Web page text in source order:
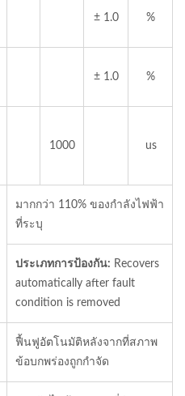
± 1.0 %
± 1.0 %
1000 us
มากกว่า 110% ของกำลังไฟฟ้า
ที่ระบุ
ประเภทการป้องกัน: Recovers
automatically after fault
condition is removed
ฟื้นฟูอัตโนมัติหลังจากที่สภาพ
ข้อบกพร่องถูกกำจัด